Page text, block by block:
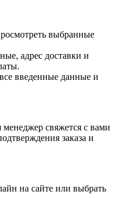
выбранные
адрес доставки и
введенные данные и
свяжется с вами
заказа и
на сайте или выбрать